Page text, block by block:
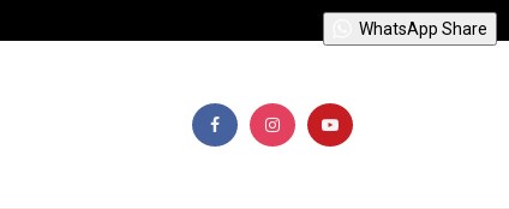
WhatsApp Share